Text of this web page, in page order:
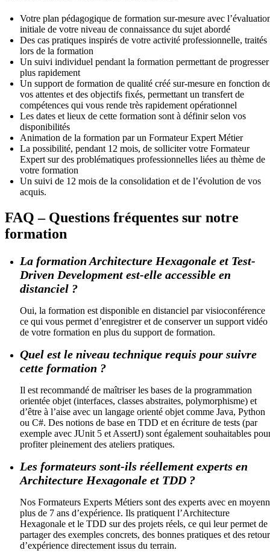
Votre plan pédagogique de formation sur-mesure avec
initiale de votre niveau de connaissance du sujet abordé
Des cas pratiques inspirés de votre activité professionnelle, traités
lors de la formation
Un suivi individuel pendant la formation permettant de progresser
plus rapidement
Un support de formation de qualité créé sur-mesure en fonction
vos attentes et des objectifs fixés, permettant un transfert de
compétences qui vous rende très rapidement opérationnel
Les dates et lieux de cette formation sont à définir selon vos
disponibilités
Animation de la formation par un Formateur Expert Métier
La possibilité, pendant 12 mois, de solliciter votre Formateur
Expert sur des problématiques professionnelles liées au thème de
votre formation
Un suivi de 12 mois de la consolidation et de l’évolution de vos
acquis.
FAQ – Questions fréquentes sur notre
formation
La formation Architecture Hexagonale et Test-
Driven Development est-elle accessible en
distanciel ?
Oui, la formation est disponible en distanciel par visioconférence
ce qui vous permet d’enregistrer et de conserver un support vidéo
de votre formation en plus du support de formation.
Quel est le niveau technique requis pour suivre
cette formation ?
Il est recommandé de maîtriser les bases de la programmation
orientée objet (interfaces, classes abstraites, polymorphisme) et
d’être à l’aise avec un langage orienté objet comme Java, Python
ou C#. Des notions de base en TDD et en écriture de tests (par
exemple avec JUnit 5 et AssertJ) sont également souhaitables
profiter pleinement des ateliers pratiques.
Les formateurs sont-ils réellement experts en
Architecture Hexagonale et TDD ?
Nos Formateurs Experts Métiers sont des experts avec en
plus de 7 ans d’expérience. Ils pratiquent l’Architecture
Hexagonale et le TDD sur des projets réels, ce qui leur permet de
partager des exemples concrets, des bonnes pratiques et des
d’expérience directement issus du terrain.